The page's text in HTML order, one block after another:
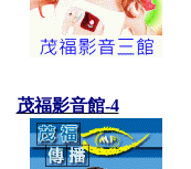
茂福影音館-4